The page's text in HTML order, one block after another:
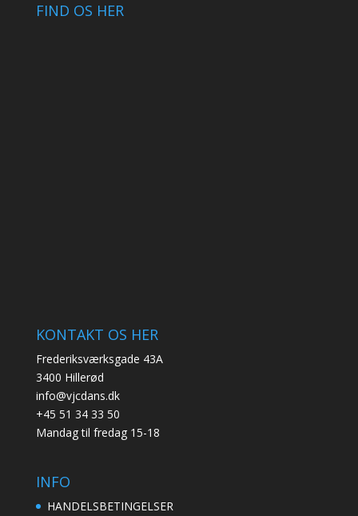
FIND OS HER
KONTAKT OS HER
Frederiksværksgade 43A
3400 Hillerød
info@vjcdans.dk
+45 51 34 33 50
Mandag til fredag 15-18
INFO
HANDELSBETINGELSER